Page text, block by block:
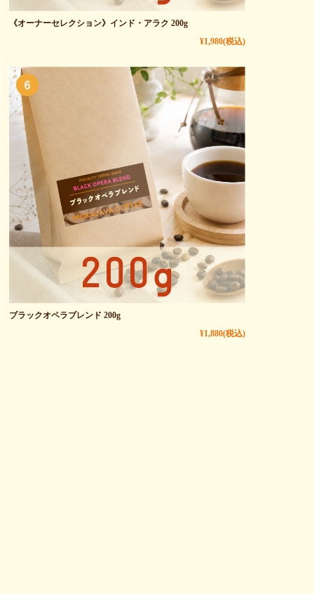
《オーナーセレクション》インド・アラク 200g
¥1,980(税込)
ブラックオペラブレンド 200g
¥1,880(税込)